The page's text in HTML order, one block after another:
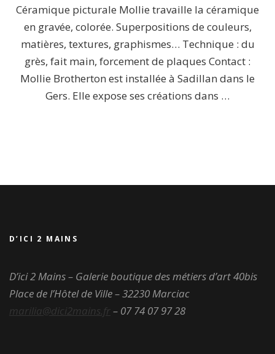
Céramique picturale Mollie travaille la céramique
en gravée, colorée. Superpositions de couleurs,
matières, textures, graphismes… Technique : du
grès, fait main, forcement de plaques Contact :
Mollie Brotherton est installée à Sadillan dans le
Gers. Elle expose ses créations dans …
D’ICI 2 MAINS
D’ici 2 Mains – Galerie boutique des métiers d’art40bis
Place de l’Hôtel de Ville – 32230 Marciac
marilia@dici2mains.fr– 07 74 07 97 28